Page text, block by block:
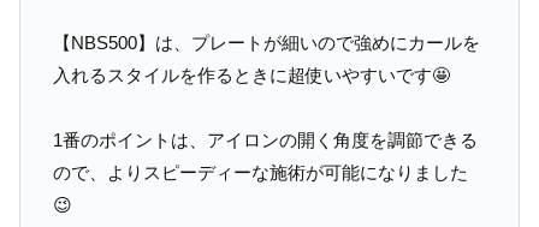
【NBS500】は、プレートが細いので強めにカールを
入れるスタイルを作るときに超使いやすいです🤩
1番のポイントは、アイロンの開く角度を調節できる
ので、よりスピーディーな施術が可能になりました
😉